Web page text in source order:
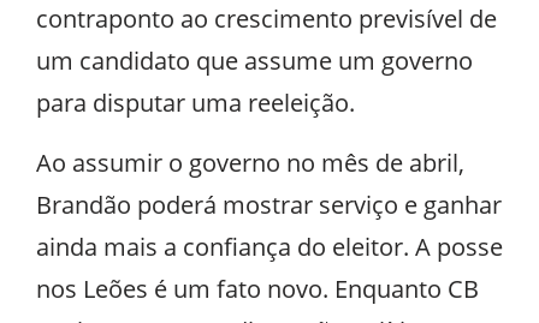
contraponto ao crescimento previsível de
um candidato que assume um governo
para disputar uma reeleição.
Ao assumir o governo no mês de abril,
Brandão poderá mostrar serviço e ganhar
ainda mais a confiança do eleitor. A posse
nos Leões é um fato novo. Enquanto CB